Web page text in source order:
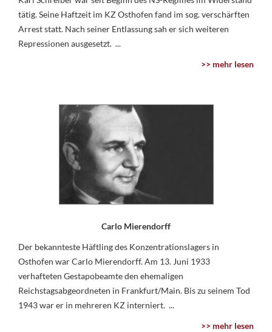
tätig. Seine Haftzeit im KZ Osthofen fand im sog. verschärften
Arrest statt. Nach seiner Entlassung sah er sich weiteren
Repressionen ausgesetzt. ...
>> mehr lesen
Carlo Mierendorff
Der bekannteste Häftling des Konzentrationslagers in
Osthofen war Carlo Mierendorff. Am 13. Juni 1933
verhafteten Gestapobeamte den ehemaligen
Reichstagsabgeordneten in Frankfurt/Main. Bis zu seinem Tod
1943 war er in mehreren KZ interniert. ...
>> mehr lesen